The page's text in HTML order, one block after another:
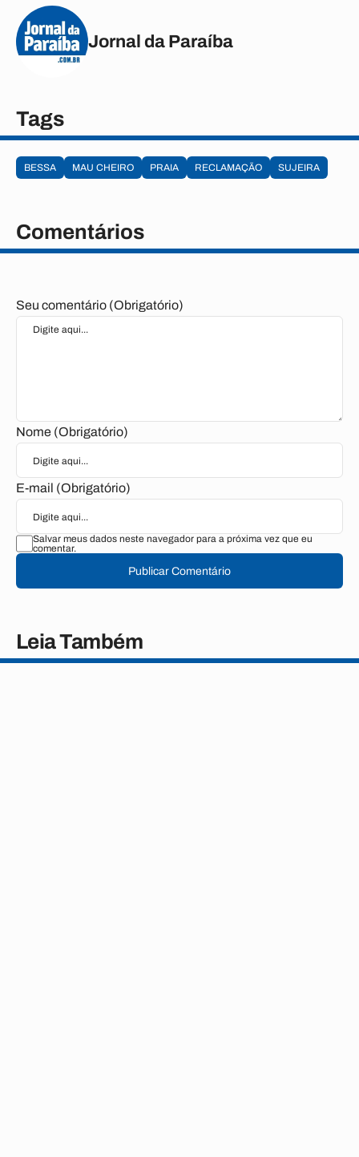
Jornal da Paraíba
Tags
BESSA MAU CHEIRO PRAIA RECLAMAÇÃO SUJEIRA
Comentários
Seu comentário (Obrigatório)
Nome (Obrigatório)
E-mail (Obrigatório)
Salvar meus dados neste navegador para a próxima vez que eu
comentar.
Publicar Comentário
Leia Também